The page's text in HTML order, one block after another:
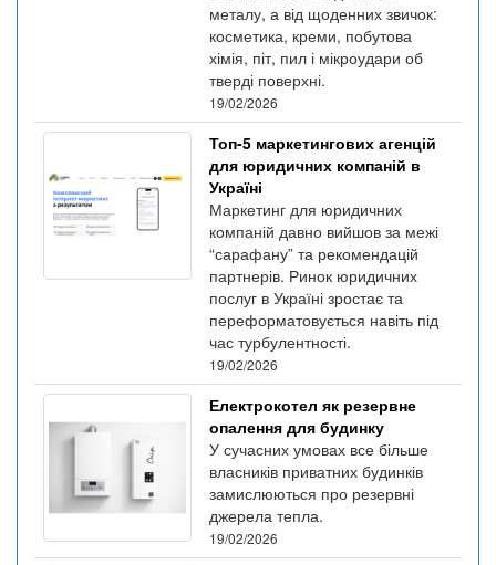
металу, а від щоденних звичок:
косметика, креми, побутова
хімія, піт, пил і мікроудари об
тверді поверхні.
19/02/2026
Топ-5 маркетингових агенцій
для юридичних компаній в
Україні
Маркетинг для юридичних
компаній давно вийшов за межі
“сарафану” та рекомендацій
партнерів. Ринок юридичних
послуг в Україні зростає та
переформатовується навіть під
час турбулентності.
19/02/2026
Електрокотел як резервне
опалення для будинку
У сучасних умовах все більше
власників приватних будинків
замислюються про резервні
джерела тепла.
19/02/2026